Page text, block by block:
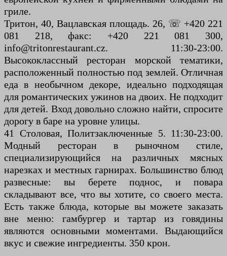
гриле.
Тритон, 40, Вацлавская площадь. 26, ☏ +420 221
081 218, факс: +420 221 081 300,
info@tritonrestaurant.cz. 11:30-23:00.
Высококлассный ресторан морской тематики,
расположенный полностью под землей. Отличная
еда в необычном декоре, идеально подходящая
для романтических ужинов на двоих. Не подходит
для детей. Вход довольно сложно найти, спросите
дорогу в баре на уровне улицы.
41 Столовая, Политзаключенные 5. 11:30-23:00.
Модный ресторан в рыночном стиле,
специализирующийся на различных мясных
нарезках и местных гарнирах. Большинство блюд
развесные: вы берете поднос, и повара
складывают все, что вы хотите, со своего места.
Есть также блюда, которые вы можете заказать
вне меню: гамбургер и тартар из говядины
являются основными моментами. Выдающийся
вкус и свежие ингредиенты. 350 крон.